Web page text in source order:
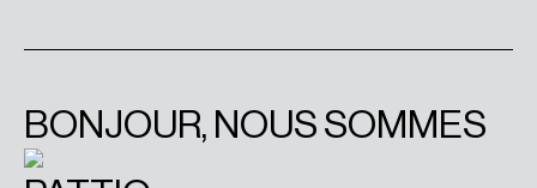
BONJOUR, NOUS SOMMES